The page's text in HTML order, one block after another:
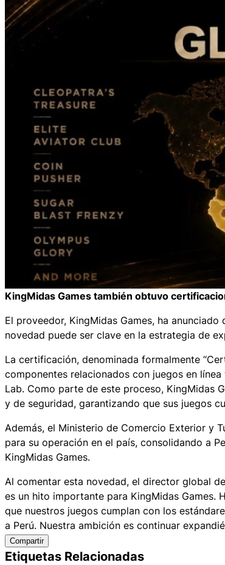
KingMidas Games también obtuvo
El proveedor, KingMidas Games, ha
novedad puede ser clave en la estrategia de
La certificación, denominada formalmente
componentes relacionados con juegos en
Lab. Como parte de este proceso, KingMidas
y de seguridad, garantizando que sus juegos
Además, el Ministerio de Comercio Exterior y
para su operación en el país, consolidando a
KingMidas Games.
Al comentar esta novedad, el director global
es un hito importante para KingMidas Games.
que nuestros juegos cumplan con los
a Perú. Nuestra ambición es continuar
Compartir
Etiquetas Relacionadas